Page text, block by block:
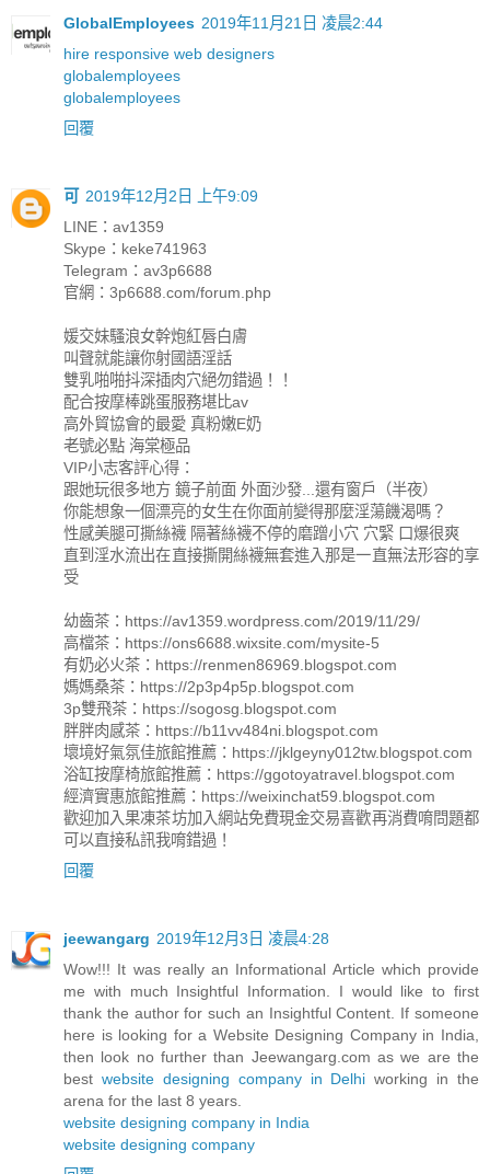
GlobalEmployees 2019年11月21日 凌晨2:44
hire responsive web designers
globalemployees
globalemployees
回覆
可
2019年12月2日 上午9:09
LINE：av1359
Skype：keke741963
Telegram：av3p6688
官網：3p6688.com/forum.php
媛交妹騷浪女幹炮紅唇白膚
叫聲就能讓你射國語淫話
雙乳啪啪抖深插肉穴絕勿錯過！！
配合按摩棒跳蛋服務堪比av
高外貿協會的最愛 真粉嫩E奶
老號必點 海棠極品
VIP小志客評心得：
跟她玩很多地方 鏡子前面 外面沙發...還有窗戶（半夜）
你能想象一個漂亮的女生在你面前變得那麼淫蕩饑渴嗎？
性感美腿可撕絲襪 隔著絲襪不停的磨蹭小穴 穴緊 口爆很爽
直到淫水流出在直接撕開絲襪無套進入那是一直無法形容的享
受
幼齒茶：https://av1359.wordpress.com/2019/11/29/
高檔茶：https://ons6688.wixsite.com/mysite-5
有奶必火茶：https://renmen86969.blogspot.com
媽媽桑茶：https://2p3p4p5p.blogspot.com
3p雙飛茶：https://sogosg.blogspot.com
胖胖肉感茶：https://b11vv484ni.blogspot.com
壞境好氣氛佳旅館推薦：https://jklgeyny012tw.blogspot.com
浴缸按摩椅旅館推薦：https://ggotoyatravel.blogspot.com
經濟實惠旅館推薦：https://weixinchat59.blogspot.com
歡迎加入果凍茶坊加入網站免費現金交易喜歡再消費唷問題都
可以直接私訊我唷錯過！
回覆
jeewangarg 2019年12月3日 凌晨4:28
Wow!!! It was really an Informational Article which provide
me with much Insightful Information. I would like to first
thank the author for such an Insightful Content. If someone
here is looking for a Website Designing Company in India,
then look no further than Jeewangarg.com as we are the
best website designing company in Delhiworking in the
arena for the last 8 years.
website designing company in India
website designing company